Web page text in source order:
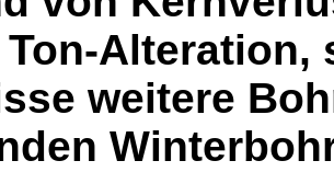
Alteration,
weitere